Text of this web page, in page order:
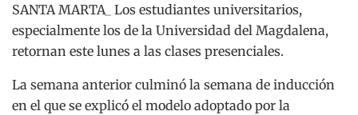
SANTA MARTA_ Los estudiantes universitarios,
especialmente los de la Universidad del Magdalena,
retornan este lunes a las clases presenciales.
La semana anterior culminó la semana de inducción
en el que se explicó el modelo adoptado por la